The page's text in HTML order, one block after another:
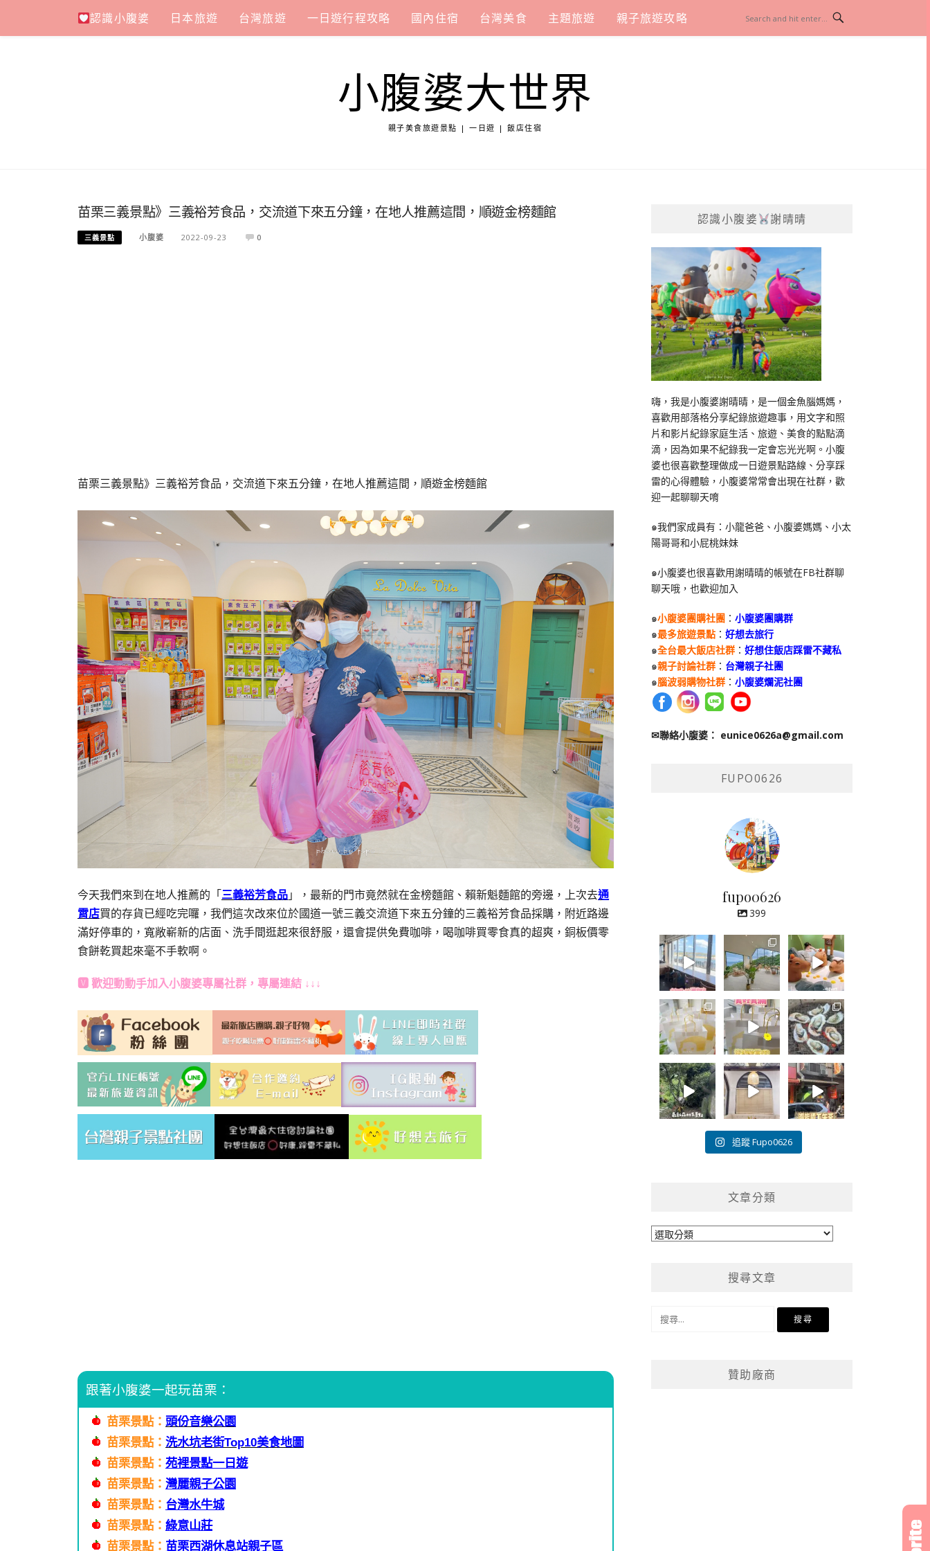
content
認識小腹婆 日本旅遊 台灣旅遊 一日遊行程攻略 國內住宿 台灣美食 主題旅遊 親子旅遊攻略
小腹婆大世界
親子美食旅遊景點 | 一日遊 | 飯店住宿
苗栗三義景點》三義裕芳食品，交流道下來五分鐘，在地人推薦這間，順遊金榜麵館
三義景點 小腹婆 2022-09-23 0
苗栗三義景點》三義裕芳食品，交流道下來五分鐘，在地人推薦這間，順遊金榜麵館
今天我們來到在地人推薦的「三義裕芳食品」，最新的門市竟然就在金榜麵館、賴新魁麵館的旁邊，上次去通
霄店買的存貨已經吃完囉，我們這次改來位於國道一號三義交流道下來五分鐘的三義裕芳食品採購，附近路邊
滿好停車的，寬敞嶄新的店面、洗手間逛起來很舒服，還會提供免費咖啡，喝咖啡買零食真的超爽，銅板價零
食餅乾買起來毫不手軟啊。
🆅 歡迎動動手加入小腹婆專屬社群 ，專屬連結 ↓↓↓
跟著小腹婆一起玩苗栗：
苗栗景點： 頭份音樂公園
苗栗景點： 洗水坑老街Top10美食地圖
苗栗景點： 苑裡景點一日遊
苗栗景點： 灣麗親子公園
苗栗景點： 台灣水牛城
苗栗景點： 綠意山莊
苗栗景點： 苗栗西湖休息站親子區
認識小腹婆 謝晴晴
嗨，我是小腹婆謝晴晴，是一個金魚腦媽媽，
喜歡用部落格分享紀錄旅遊趣事，用文字和照
片和影片紀錄家庭生活、旅遊、美食的點點滴
滴，因為如果不紀錄我一定會忘光光啊。小腹
婆也很喜歡整理做成一日遊景點路線、分享踩
雷的心得體驗，小腹婆常常會出現在社群，歡
迎一起聊聊天唷
๑我們家成員有：小龍爸爸、小腹婆媽媽、小太
陽哥哥和小屁桃妹妹
๑小腹婆也很喜歡用謝晴晴的帳號在FB社群聊
聊天哦，也歡迎加入
๑小腹婆團購社團 ：小腹婆團購群
๑最多旅遊景點 ：好想去旅行
๑全台最大飯店社群 ：好想住飯店踩雷不藏私
๑親子討論社群 ： 台灣親子社團
๑腦波弱購物社群 ：小腹婆爛泥社團
✉聯絡小腹婆： eunice0626a@gmail.com
FUPO0626
fupo0626
399
追蹤 Fupo0626
文章分類
文
搜尋文章
贊助廠商